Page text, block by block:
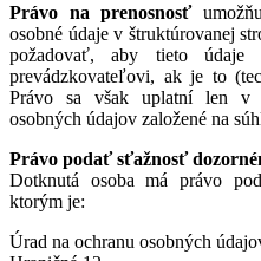
Právo na prenosnosť
osobné údaje v štruktúrovanej
požadovať, aby tieto údaje
prevádzkovateľovi, ak je to
Právo sa však uplatní len v
osobných údajov založené na
Právo podať sťažnosť
Dotknutá osoba má právo
ktorým je:
Úrad na ochranu osobných